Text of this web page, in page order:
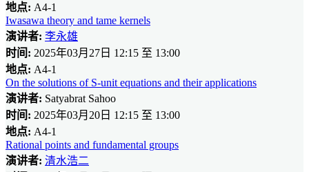
地点: A4-1
Iwasawa theory and tame kernels
演讲者: 李永雄
时间: 2025年03月27日 12:15 至 13:00
地点: A4-1
On the solutions of S-unit equations and their applications
演讲者: Satyabrat Sahoo
时间: 2025年03月20日 12:15 至 13:00
地点: A4-1
Rational points and fundamental groups
演讲者: 清水浩二